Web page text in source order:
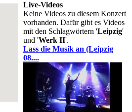
Live-Videos
Keine Videos zu diesem Konzert
vorhanden. Dafür gibt es Videos
mit den Schlagwörtern 'Leipzig'
und 'Werk II'.
Lass die Musik an (Leipzig
08....